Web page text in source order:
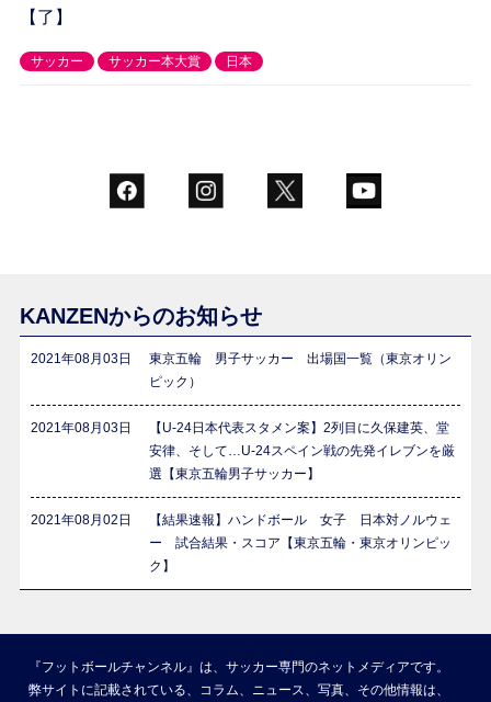
【了】
サッカー サッカー本大賞 日本
KANZENからのお知らせ
2021年08月03日
東京五輪 男子サッカー 出場国一覧（東京オリン
ピック）
2021年08月03日
【U-24日本代表スタメン案】2列目に久保建英、堂
安律、そして…U-24スペイン戦の先発イレブンを厳
選【東京五輪男子サッカー】
2021年08月02日
【結果速報】ハンドボール 女子 日本対ノルウェ
ー 試合結果・スコア【東京五輪・東京オリンピッ
ク】
『フットボールチャンネル』は、サッカー専門のネットメディアです。
弊サイトに記載されている、コラム、ニュース、写真、その他情報は、